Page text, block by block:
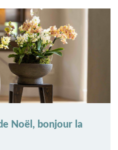
Noël, bonjour la